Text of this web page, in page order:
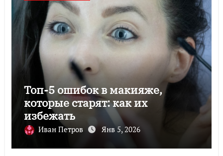
Топ-5 ошибок в макияже,
которые старят: как их
избежать
Иван Петров Янв 5, 2026